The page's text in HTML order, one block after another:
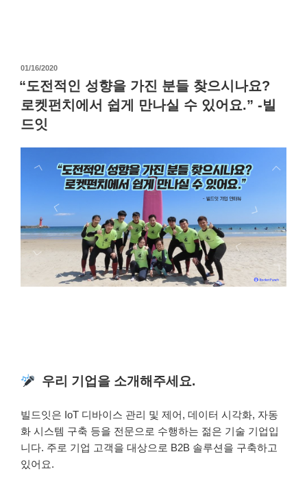
작
성
일
자
01/16/2020
“도전적인 성향을 가진 분들 찾으시나요?
로켓펀치에서 쉽게 만나실 수 있어요.” -빌
드잇
우리 기업을 소개해주세요.
빌드잇은 IoT 디바이스 관리 및 제어, 데이터 시각화, 자동
화 시스템 구축 등을 전문으로 수행하는 젊은 기술 기업입
니다. 주로 기업 고객을 대상으로 B2B 솔루션을 구축하고
있어요.